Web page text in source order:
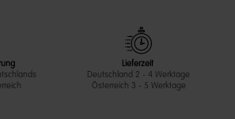
Lieferzeit
Deutschland 2 - 4 Werktage
Österreich 3 - 5 Werktage